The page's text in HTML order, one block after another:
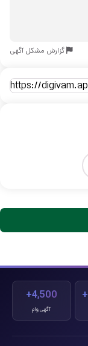
گزارش مشکل آگهی
4,500+
آگهی وام